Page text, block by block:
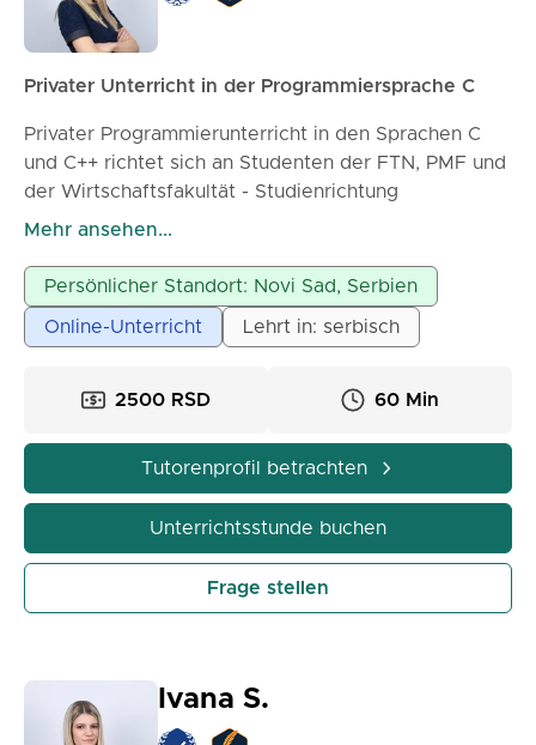
✔ Überarbeitungen & kontinuierliche
Kommunikation ⏳ **Lieferzeit:** Nach Vereinbarung
(Express-Bestellungen möglich)
Arbeit ab 💬 Zögern Sie nicht, mich über die
Inbox/DM für Details und ein individuelles Angebot
zu kontaktieren. Ihre Forschung – unterstützt bis zur
Privater Unterricht in der Programmiersprache C
Privater Programmierunterricht in den Sprachen C
und C++ richtet sich an Studenten der FTN, PMF und
der Wirtschaftsfakultät - Studienrichtung
Wirtschaftsinformatik, Studenten der
anverwandte Fakultäten. Der Unterricht findet online
statt und es sind sowohl Gruppen- als auch
Einzeltermine verfügbar. Der Preis für eine
Ich helfe Ihnen, das Programmieren leicht zu
zu bestehen.
Liste der Themen:
Objektorientierte Programmierung
Programmiersprachen und Datenstrukturen
Grundlagen der Programmierung und
Datenstrukturen und Algorithmen
Mehr ansehen...
Persönlicher Standort: Novi Sad, Serbien
Online-Unterricht Lehrt in: serbisch
2500 RSD 60 Min
Tutorenprofil betrachten
Unterrichtsstunde buchen
Frage stellen
Ivana S.